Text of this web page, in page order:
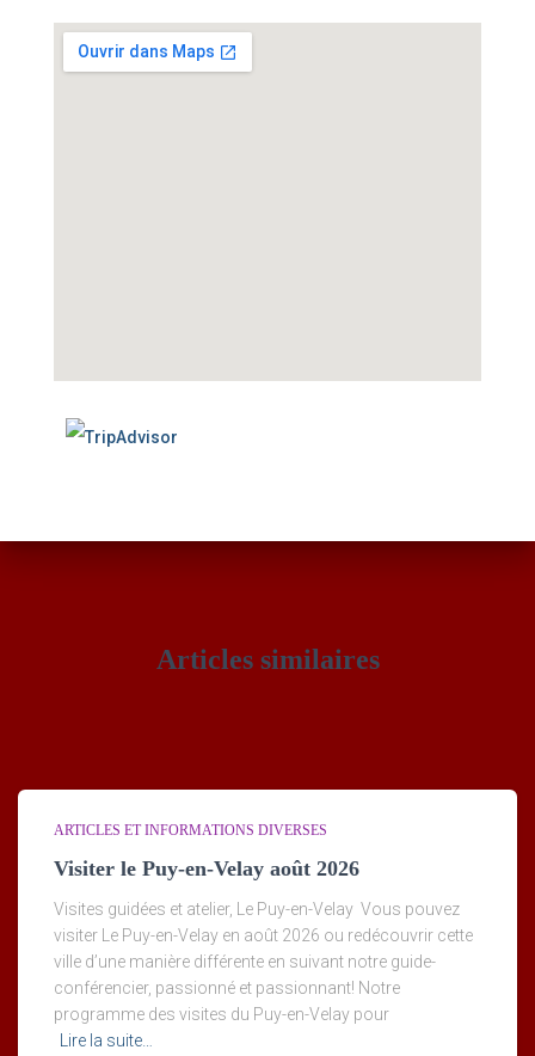
Articles similaires
ARTICLES ET INFORMATIONS DIVERSES
Visiter le Puy-en-Velay août 2026
Visites guidées et atelier, Le Puy-en-Velay Vous pouvez
visiter Le Puy-en-Velay en août 2026 ou redécouvrir cette
ville d’une manière différente en suivant notre guide-
conférencier, passionné et passionnant! Notre
programme des visites du Puy-en-Velay pour
Lire la suite…